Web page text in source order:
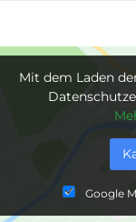
Mit dem Laden
Google